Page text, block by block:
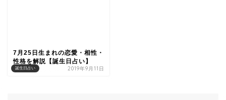
誕生日占い
7月25日生まれの恋愛・相性・
性格を解説【誕生日占い】
2019年9月11日